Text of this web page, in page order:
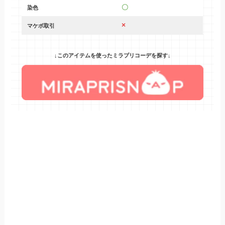
染色 〇
マケボ取引 ×
↓このアイテムを使ったミラプリコーデを探す↓